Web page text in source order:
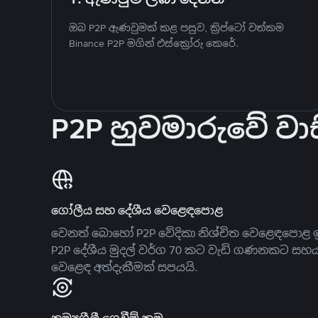
ඔබ P2P ඇණවුමක් කළ පසුව, ක්‍රිප්ටෝ වත්කම
Binance P2P මගින් එස්ක්‍රෝරු කෙරේ.
P2P හුවමාරුවේ
ගෝලීය සහ දේශීය වෙළෙඳපොළ
වෙනත් බොහෝ P2P වේදිකා නිශ්චිත වෙළෙඳපොළ
P2P දේශීය මුදල් වර්ග 70 කට වැඩි ගණනකට
වෙළෙඳ අත්දැකීමක් සපයයි.